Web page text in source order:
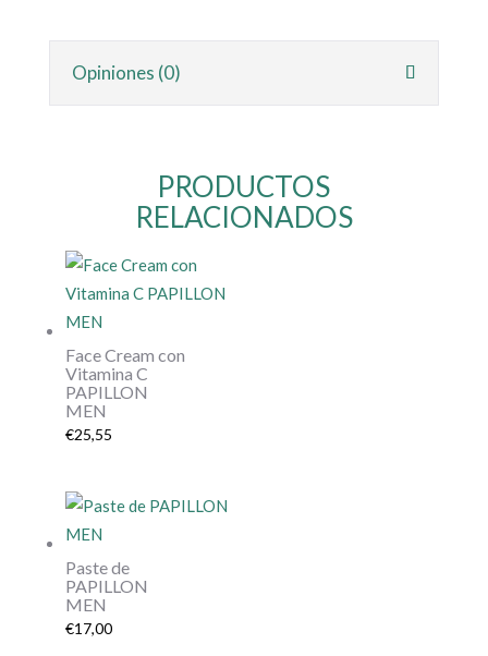
Opiniones (0)
PRODUCTOS
RELACIONADOS
Face Cream con
Vitamina C
PAPILLON
MEN
€25,55
Paste de
PAPILLON
MEN
€17,00